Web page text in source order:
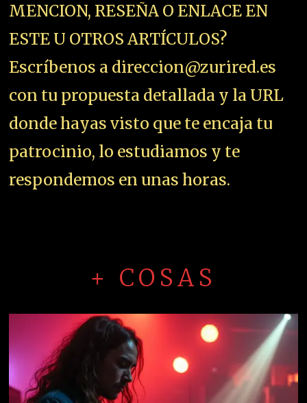
MENCION, RESEÑA O ENLACE EN
ESTE U OTROS ARTÍCULOS?
Escríbenos a direccion@zurired.es
con tu propuesta detallada y la URL
donde hayas visto que te encaja tu
patrocinio, lo estudiamos y te
respondemos en unas horas.
+ COSAS